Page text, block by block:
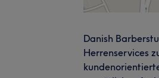
Danish
Herrenservices